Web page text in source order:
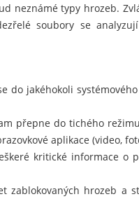
neznámé typy hrozeb.
soubory se
do jakéhokoli
přepne do tichého
aplikace (video,
kritické informace o
hrozeb a